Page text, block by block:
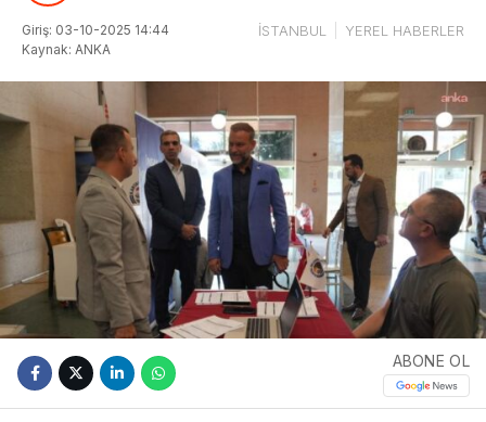
Giriş: 03-10-2025 14:44
Kaynak: ANKA
İSTANBUL YEREL HABERLER
ABONE OL